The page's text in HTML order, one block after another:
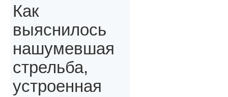
Как
выяснилось
нашумевшая
стрельба,
устроенная